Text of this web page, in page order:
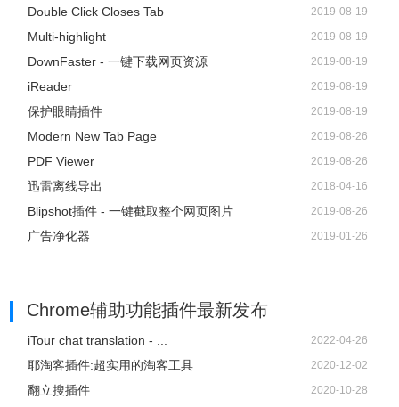
Double Click Closes Tab 2019-08-19
Multi-highlight 2019-08-19
DownFaster - 一键下载网页资源 2019-08-19
iReader 2019-08-19
保护眼睛插件 2019-08-19
Modern New Tab Page 2019-08-26
PDF Viewer 2019-08-26
迅雷离线导出 2018-04-16
Blipshot插件 - 一键截取整个网页图片 2019-08-26
广告净化器 2019-01-26
Chrome辅助功能插件最新发布
iTour chat translation - ... 2022-04-26
耶淘客插件:超实用的淘客工具 2020-12-02
翻立搜插件 2020-10-28